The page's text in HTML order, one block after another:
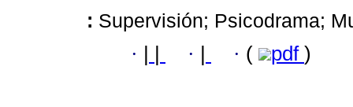
: Supervisión; Psicodrama;
· · · ( pdf )